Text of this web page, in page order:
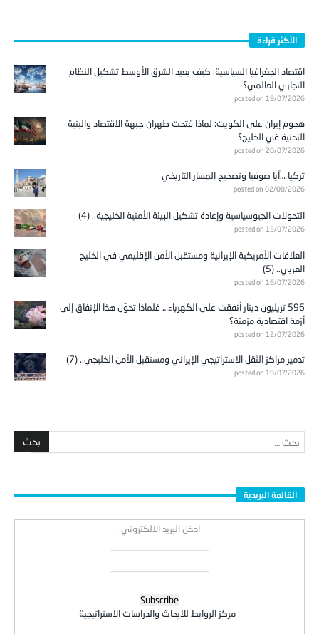
الأكثر قراءة
اقتصاد الجغرافيا السياسية: كيف يعيد الشرق الأوسط تشكيل النظام
التجاري العالمي؟
posted on 19/07/2026
هجوم إيران على الكويت: لماذا فتحت طهران جبهة الاقتصاد والبنية
التحتية في الخليج؟
posted on 20/07/2026
تركيا …آيا صوفيا وتصحيح المسار التاريخي
posted on 02/08/2026
التحولات الجيوسياسية وإعادة تشكيل البيئة الأمنية الخليجية.. (4)
posted on 15/07/2026
العلاقات الأمريكية الإيرانية ومستقبل الأمن الإقليمي في الخليج
العربي.. (5)
posted on 16/07/2026
596 تريليون دينار أُنفقت على الكهرباء… فلماذا تحوّل هذا الإنفاق إلى
أزمة اقتصادية مزمنة؟
posted on 12/07/2026
تدمير مراكز الثقل الاستراتيجي الإيراني ومستقبل الأمن الخليجي.. (7)
posted on 19/07/2026
القائمة البريدية
ادخل البريد الالكتروني:
: مركز الروابط للابحاث والدراسات الاستراتيجية